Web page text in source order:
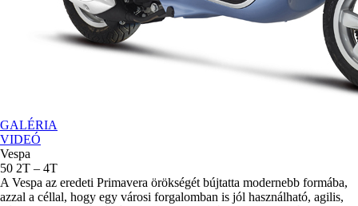
GALÉRIA
VIDEÓ
Vespa
50 2T – 4T
A Vespa az eredeti Primavera örökségét bújtatta modernebb formába,
azzal a céllal, hogy egy városi forgalomban is jól használható, agilis,